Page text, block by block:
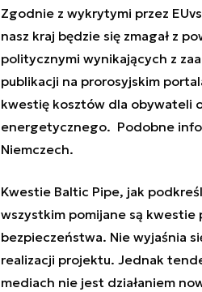
Zgodnie z wykrytymi przez
nasz kraj będzie się zmagał z
politycznymi wynikających z
publikacji na prorosyjskim
kwestię kosztów dla obywateli
energetycznego. Podobne
Niemczech.
Kwestie Baltic Pipe, jak
wszystkim pomijane są
bezpieczeństwa. Nie wyjaśnia
realizacji projektu. Jednak
mediach nie jest działaniem